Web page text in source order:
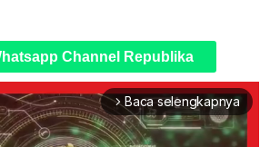
Channel Republika
arrow_forward_ios Baca selengkapnya